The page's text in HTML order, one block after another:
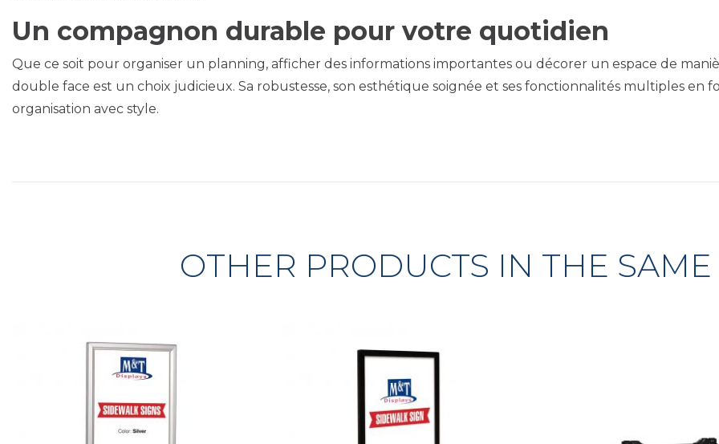
Un compagnon durable pour votre quotidien
Que ce soit pour organiser un planning, afficher des informations importantes ou décorer un espace de
double face est un choix judicieux. Sa robustesse, son esthétique soignée et ses fonctionnalités multiples
organisation avec style.
OTHER PRODUCTS IN THE SAME